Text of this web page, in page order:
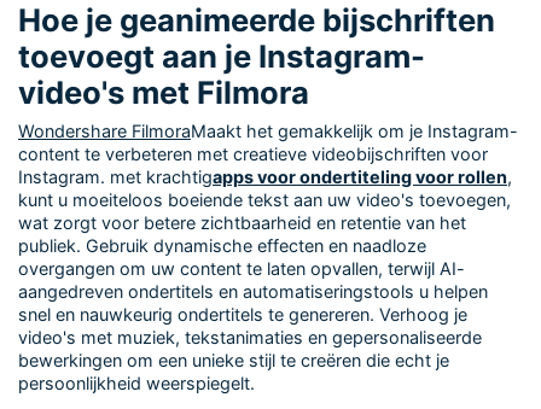
Hoe je geanimeerde bijschriften
toevoegt aan je Instagram-
video's met Filmora
Wondershare FilmoraMaakt het gemakkelijk om je Instagram-
content te verbeteren met creatieve videobijschriften voor
Instagram. met krachtigapps voor ondertiteling voor rollen,
kunt u moeiteloos boeiende tekst aan uw video's toevoegen,
wat zorgt voor betere zichtbaarheid en retentie van het
publiek. Gebruik dynamische effecten en naadloze
overgangen om uw content te laten opvallen, terwijl AI-
aangedreven ondertitels en automatiseringstools u helpen
snel en nauwkeurig ondertitels te genereren. Verhoog je
video's met muziek, tekstanimaties en gepersonaliseerde
bewerkingen om een unieke stijl te creëren die echt je
persoonlijkheid weerspiegelt.